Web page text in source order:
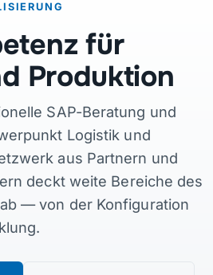
für
Produktion
SAP-Beratung und
Logistik und
aus Partnern und
deckt weite Bereiche des
— von der Konfiguration